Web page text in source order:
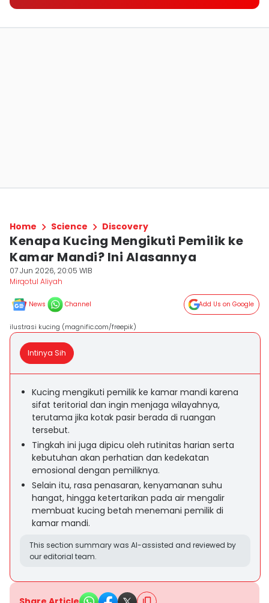
Home Science Discovery
Kenapa Kucing Mengikuti Pemilik ke
Kamar Mandi? Ini Alasannya
07 Jun 2026, 20:05 WIB
Mirqotul Aliyah
News Channel Add Us on Google
ilustrasi kucing (magnific.com/freepik)
Intinya Sih
Kucing mengikuti pemilik ke kamar mandi karena
sifat teritorial dan ingin menjaga wilayahnya,
terutama jika kotak pasir berada di ruangan
tersebut.
Tingkah ini juga dipicu oleh rutinitas harian serta
kebutuhan akan perhatian dan kedekatan
emosional dengan pemiliknya.
Selain itu, rasa penasaran, kenyamanan suhu
hangat, hingga ketertarikan pada air mengalir
membuat kucing betah menemani pemilik di
kamar mandi.
This section summary was AI-assisted and reviewed by
our editorial team.